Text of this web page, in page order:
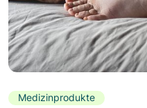
Medizinprodukte